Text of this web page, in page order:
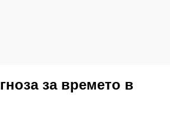
за времето в